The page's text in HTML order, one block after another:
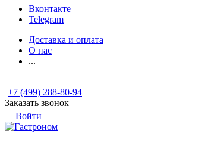
Вконтакте
Telegram
Доставка и оплата
О нас
...
+7 (499) 288-80-94
Заказать звонок
Войти